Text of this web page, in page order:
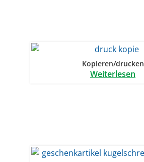
Kopieren/drucken
Weiterlesen